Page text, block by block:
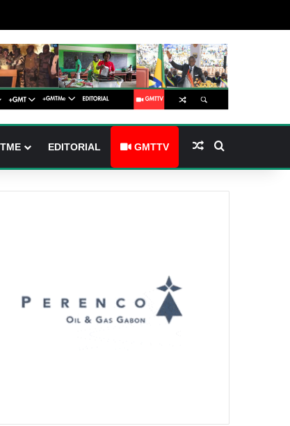
EDITORIAL GMTTV Article Aléatoire